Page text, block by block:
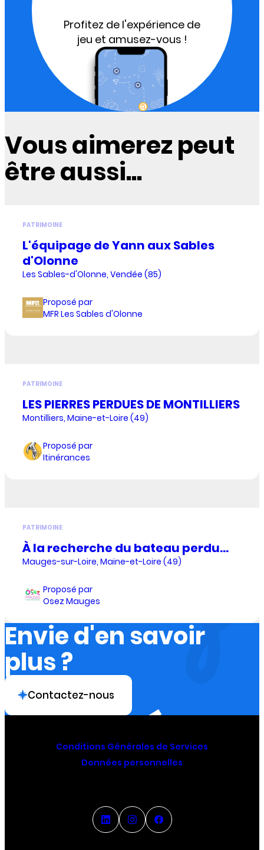
Profitez de l'expérience de
jeu et amusez-vous !
Vous aimerez peut
être aussi...
PATRIMOINE
L'équipage de Yann aux Sables
d'Olonne
Les Sables-d'Olonne, Vendée (85)
Proposé par
MFR Les Sables d'Olonne
PATRIMOINE
LES PIERRES PERDUES DE MONTILLIERS
Montilliers, Maine-et-Loire (49)
Proposé par
Itinérances
PATRIMOINE
À la recherche du bateau perdu...
Mauges-sur-Loire, Maine-et-Loire (49)
Proposé par
Osez Mauges
Envie d'en savoir
plus ?
Contactez-nous
Conditions Générales de Services
Données personnelles